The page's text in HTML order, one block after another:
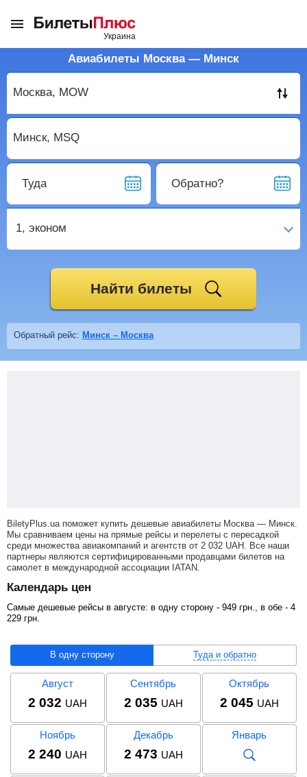
Авиабилеты Москва — Минск
Туда Обратно?
1, эконом
Найти билеты
Обратный рейс: Минск – Москва
BiletyPlus.ua поможет купить дешевые авиабилеты Москва — Минск.
Мы сравниваем цены на прямые рейсы и перелеты с пересадкой
среди множества авиакомпаний и агентств от 2 032 UAH . Все наши
партнеры являются сертифицированными продавцами билетов на
самолет в международной ассоциации IATAN.
Календарь цен
Самые дешевые рейсы в августе: в одну сторону - 949 грн ., в обе - 4
229 грн
В одну сторону Туда и обратно
Август
2 032 UAH
Сентябрь
2 035 UAH
Октябрь
2 045 UAH
Ноябрь
2 240 UAH
Декабрь
2 473 UAH
Январь